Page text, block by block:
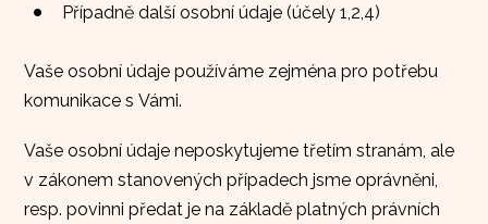
Případně další osobní údaje (účely 1,2,4)
Vaše osobní údaje používáme zejména pro potřebu
komunikace s Vámi.
Vaše osobní údaje neposkytujeme třetím stranám, ale
v zákonem stanovených případech jsme oprávněni,
resp. povinni předat je na základě platných právních